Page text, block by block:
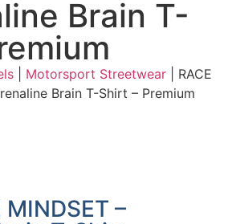
Brain T-
Motorsport Streetwear
RACE
Brain T-Shirt – Premium
MINDSET –